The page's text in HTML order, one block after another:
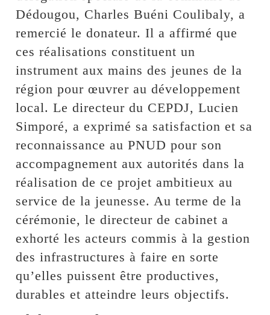
Dédougou, Charles Buéni Coulibaly, a
remercié le donateur. Il a affirmé que
ces réalisations constituent un
instrument aux mains des jeunes de la
région pour œuvrer au développement
local. Le directeur du CEPDJ, Lucien
Simporé, a exprimé sa satisfaction et sa
reconnaissance au PNUD pour son
accompagnement aux autorités dans la
réalisation de ce projet ambitieux au
service de la jeunesse. Au terme de la
cérémonie, le directeur de cabinet a
exhorté les acteurs commis à la gestion
des infrastructures à faire en sorte
qu’elles puissent être productives,
durables et atteindre leurs objectifs.